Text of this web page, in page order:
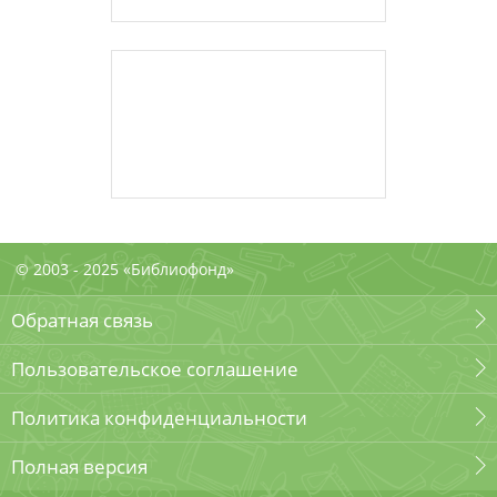
© 2003 - 2025 «Библиофонд»
Обратная связь
Пользовательское соглашение
Политика конфиденциальности
Полная версия